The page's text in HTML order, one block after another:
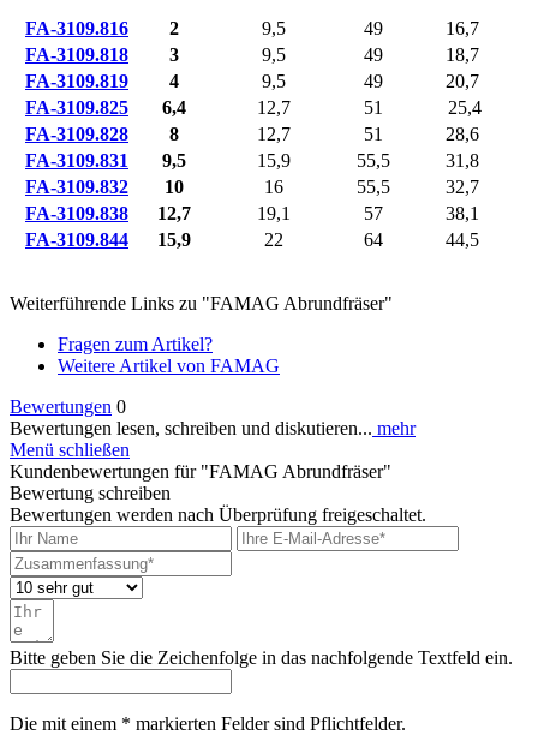
FA-3109.816 2 9,5 49
16,7
FA-3109.818
3 9,5 49
18,7
FA-3109.819
4 9,5 49
20,7
FA-3109.825
6,4 12,7 51
25,4
FA-3109.828
8 12,7 51
28,6
FA-3109.831
9,5 15,9 55,5
31,8
FA-3109.832
10 16 55,5
32,7
FA-3109.838
12,7 19,1 57
38,1
FA-3109.844
15,9 22 64 44,5
Weiterführende Links zu "FAMAG Abrundfräser"
Fragen zum Artikel?
Weitere Artikel von FAMAG
Bewertungen 0
Bewertungen lesen, schreiben und diskutieren... mehr
Menü schließen
Kundenbewertungen für "FAMAG Abrundfräser"
Bewertung schreiben
Bewertungen werden nach Überprüfung freigeschaltet.
Bitte geben Sie die Zeichenfolge in das nachfolgende Textfeld ein.
Die mit einem * markierten Felder sind Pflichtfelder.